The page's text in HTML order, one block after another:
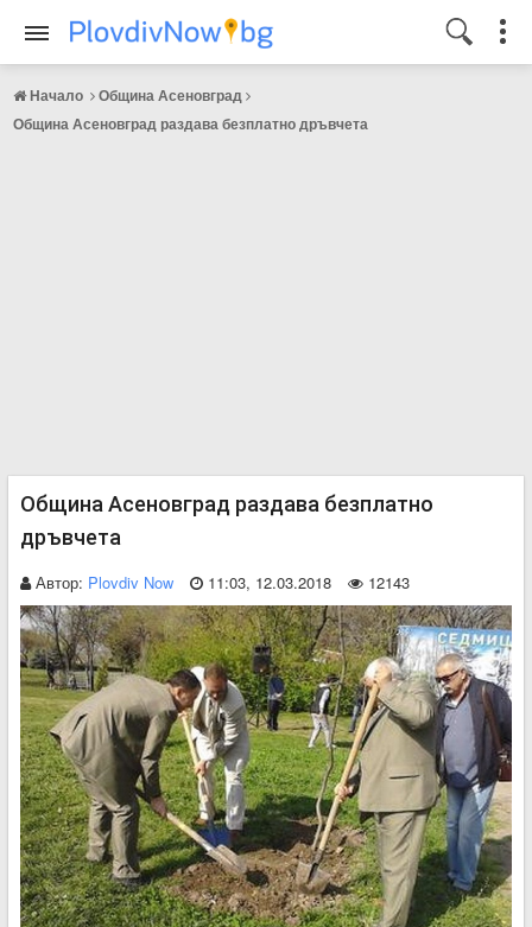
Начало
Община Асеновград
Община Асеновград раздава безплатно дръвчета
Община Асеновград раздава безплатно
дръвчета
Автор: Plovdiv Now 11:03, 12.03.2018 12143